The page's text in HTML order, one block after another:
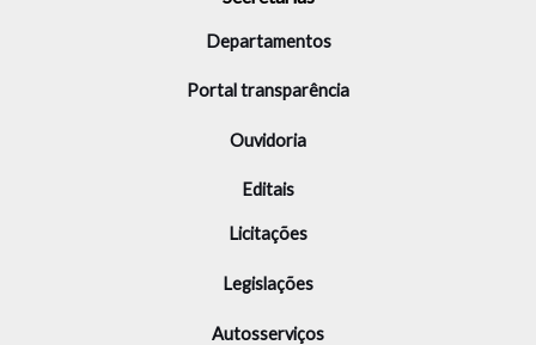
Departamentos
Portal transparência
Ouvidoria
Editais
Licitações
Legislações
Autosserviços